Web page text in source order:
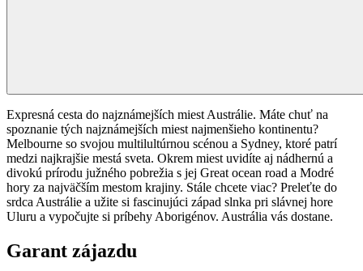
Expresná cesta do najznámejších miest Austrálie. Máte chuť na
spoznanie tých najznámejších miest najmenšieho kontinentu?
Melbourne so svojou multilultúrnou scénou a Sydney, ktoré patrí
medzi najkrajšie mestá sveta. Okrem miest uvidíte aj nádhernú a
divokú prírodu južného pobrežia s jej Great ocean road a Modré
hory za najväčším mestom krajiny. Stále chcete viac? Preleťte do
srdca Austrálie a užite si fascinujúci západ slnka pri slávnej hore
Uluru a vypočujte si príbehy Aborigénov. Austrália vás dostane.
Garant zájazdu